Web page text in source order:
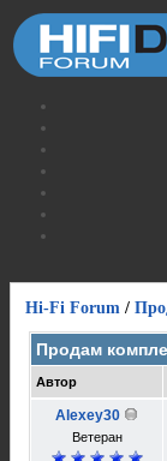
Hi-Fi Forum /
Продам
Автор
Alexey30
Ветеран